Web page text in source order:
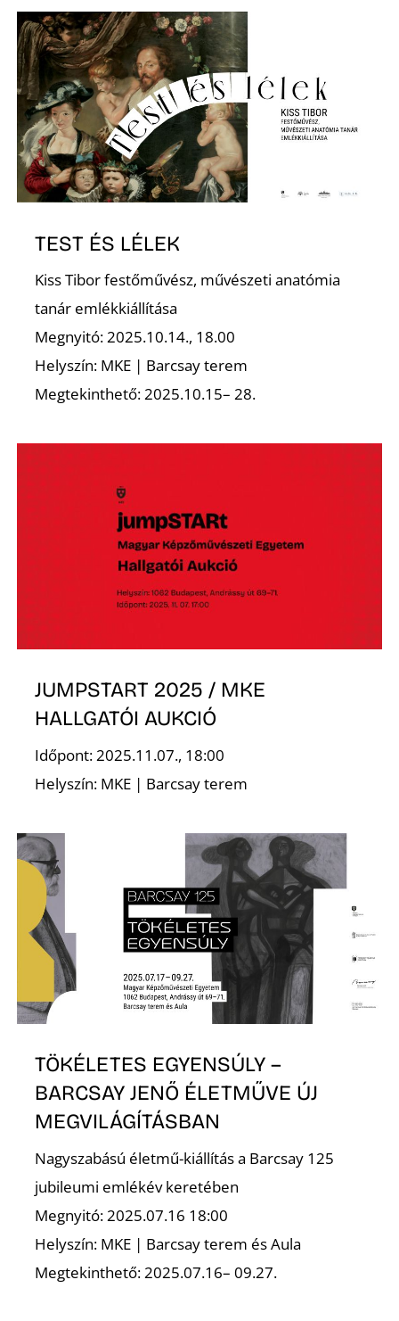
TEST ÉS LÉLEK
Kiss Tibor festőművész, művészeti anatómia
tanár emlékkiállítása
Megnyitó: 2025.10.14., 18.00
Helyszín: MKE | Barcsay terem
Megtekinthető: 2025.10.15– 28.
JUMPSTART 2025 / MKE
HALLGATÓI AUKCIÓ
Időpont: 2025.11.07., 18:00
Helyszín: MKE | Barcsay terem
TÖKÉLETES EGYENSÚLY –
BARCSAY JENŐ ÉLETMŰVE ÚJ
MEGVILÁGÍTÁSBAN
Nagyszabású életmű-kiállítás a Barcsay 125
jubileumi emlékév keretében
Megnyitó: 2025.07.16 18:00
Helyszín: MKE | Barcsay terem és Aula
Megtekinthető: 2025.07.16– 09.27.